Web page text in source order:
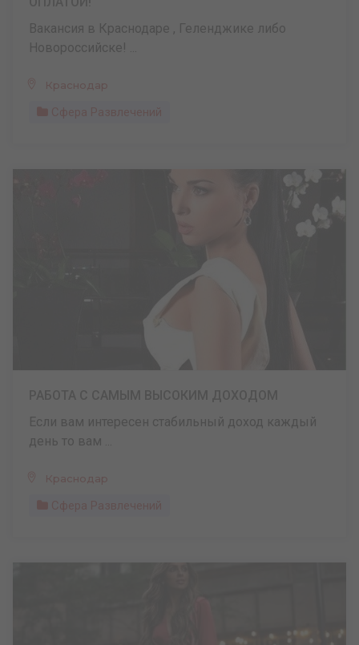
Вакансия в Краснодаре , Геленджике либо
Новороссийске! ...
Краснодар
Сфера Развлечений
Если вам интересен стабильный доход каждый
день то вам ...
Краснодар
Сфера Развлечений